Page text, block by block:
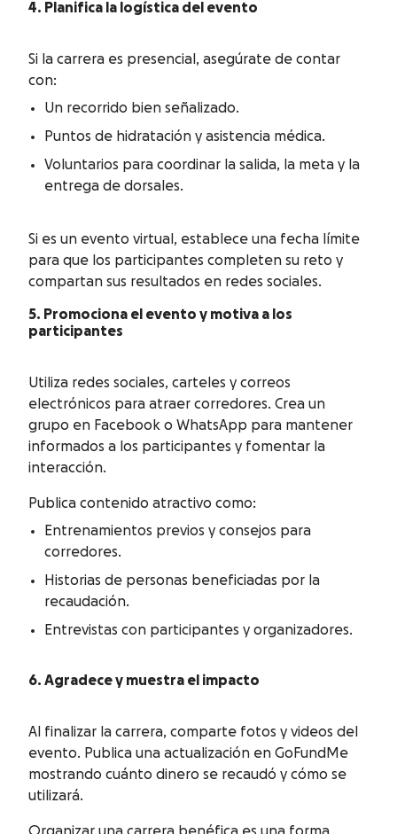
4. Planifica la logística del evento
Si la carrera es presencial, asegúrate de contar
con:
Un recorrido bien señalizado.
Puntos de hidratación y asistencia médica.
Voluntarios para coordinar la salida, la meta y la
entrega de dorsales.
Si es un evento virtual, establece una fecha límite
para que los participantes completen su reto y
compartan sus resultados en redes sociales.
5. Promociona el evento y motiva a los
participantes
Utiliza redes sociales, carteles y correos
electrónicos para atraer corredores. Crea un
grupo en Facebook o WhatsApp para mantener
informados a los participantes y fomentar la
interacción.
Publica contenido atractivo como:
Entrenamientos previos y consejos para
corredores.
Historias de personas beneficiadas por la
recaudación.
Entrevistas con participantes y organizadores.
6. Agradece y muestra el impacto
Al finalizar la carrera, comparte fotos y videos del
evento. Publica una actualización en GoFundMe
mostrando cuánto dinero se recaudó y cómo se
utilizará.